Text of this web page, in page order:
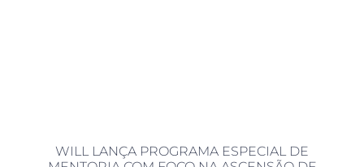
WILL LANÇA PROGRAMA ESPECIAL DE